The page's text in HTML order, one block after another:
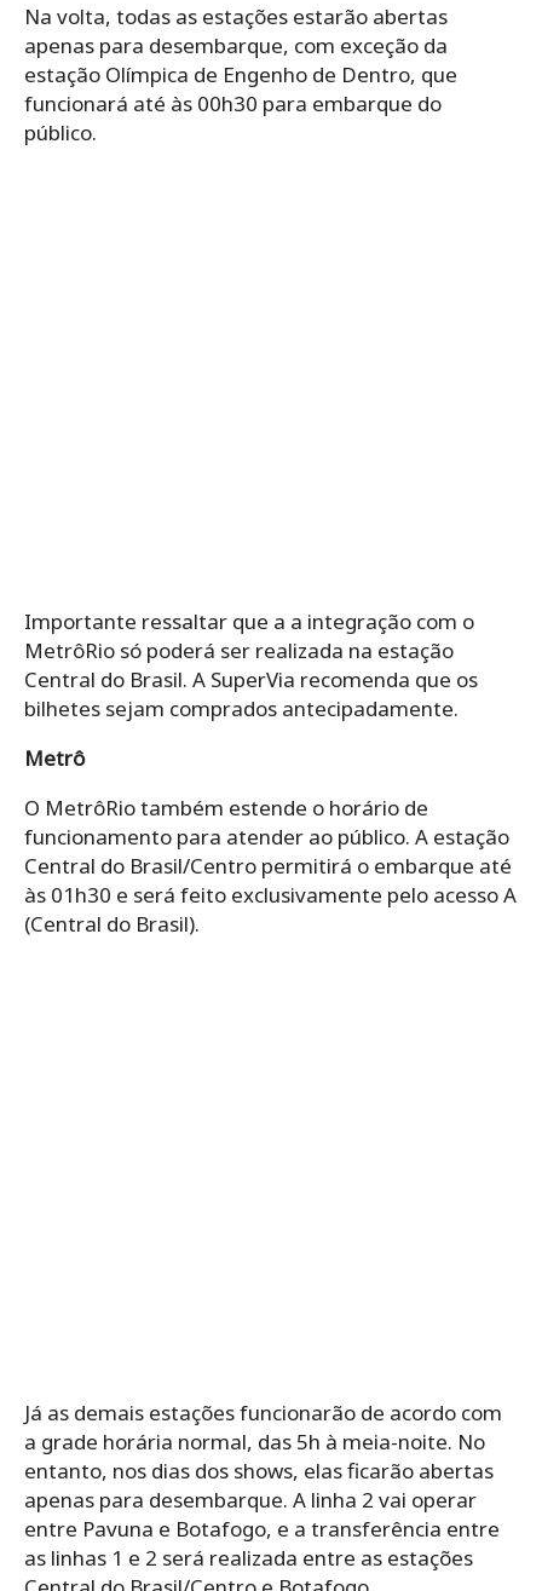
Na volta, todas as estações estarão abertas
apenas para desembarque, com exceção da
estação Olímpica de Engenho de Dentro, que
funcionará até às 00h30 para embarque do
público.
Importante ressaltar que a a integração com o
MetrôRio só poderá ser realizada na estação
Central do Brasil. A SuperVia recomenda que os
bilhetes sejam comprados antecipadamente.
Metrô
O MetrôRio também estende o horário de
funcionamento para atender ao público. A estação
Central do Brasil/Centro permitirá o embarque até
às 01h30 e será feito exclusivamente pelo acesso A
(Central do Brasil).
Já as demais estações funcionarão de acordo com
a grade horária normal, das 5h à meia-noite. No
entanto, nos dias dos shows, elas ficarão abertas
apenas para desembarque. A linha 2 vai operar
entre Pavuna e Botafogo, e a transferência entre
as linhas 1 e 2 será realizada entre as estações